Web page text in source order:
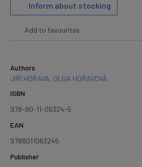
Inform about stocking
Add to favourites
Authors
JIŘÍ HOŘAVA, OLGA HOŘAVOVÁ
ISBN
978-80-11-06324-5
EAN
9788011063245
Publisher